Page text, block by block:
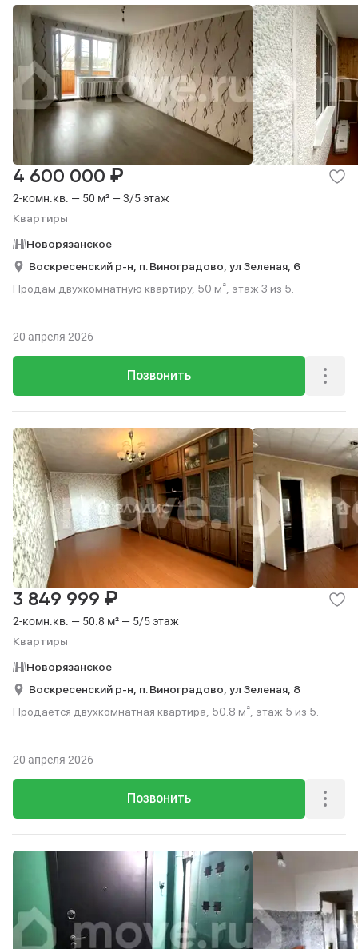
2-комн.кв. — 50 м² — 3/5 этаж
Квартиры
4 600 000 ₽
Новорязанское
Воскресенский р-н, п. Виноградово, ул Зеленая, 6
Продам двухкомнатную квартиру, 50 м², этаж 3 из 5.
Позвонить
20 апреля 2026
2-комн.кв. — 50.8 м² — 5/5 этаж
Квартиры
3 849 999 ₽
Новорязанское
Воскресенский р-н, п. Виноградово, ул Зеленая, 8
Продается двухкомнатная квартира, 50.8 м², этаж 5 из 5.
Позвонить
20 апреля 2026